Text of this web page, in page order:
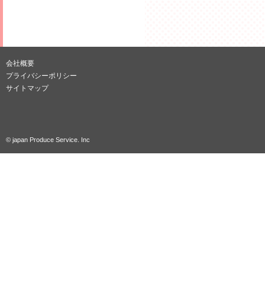
会社概要
プライバシーポリシー
サイトマップ
© japan Produce Service. Inc